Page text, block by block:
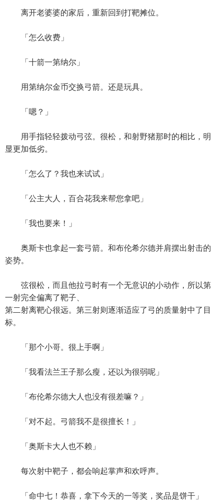
离开老婆婆的家后，重新回到打靶摊位。
「怎么收费」
「十箭一第纳尔」
用第纳尔金币交换弓箭。还是玩具。
「嗯？」
用手指轻轻拨动弓弦。很松，和射野猪那时的相比，明
显更加低劣。
「怎么了？我也来试试」
「公主大人，百合花我来帮您拿吧」
「我也要来！」
奥斯卡也拿起一套弓箭。和布伦希尔德并肩摆出射击的
姿势。
弦很松，而且他拉弓时有一个无意识的小动作，所以第
一射完全偏离了靶子、
第二射离靶心很远。第三射则逐渐适应了弓的质量射中了目
标。
「那个小哥。很上手啊」
「我看法兰王子那么瘦，还以为很弱呢」
「布伦希尔德大人也没有很差嘛？」
「对不起。弓箭我不是很擅长！」
「奥斯卡大人也不赖」
每次射中靶子，都会响起掌声和欢呼声。
「命中七！恭喜，拿下今天的一等奖，奖品是饼干」